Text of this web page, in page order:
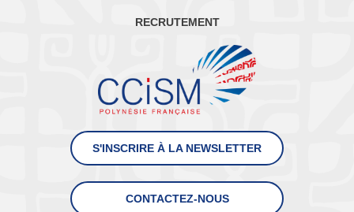
RECRUTEMENT
S'INSCRIRE À LA NEWSLETTER
CONTACTEZ-NOUS